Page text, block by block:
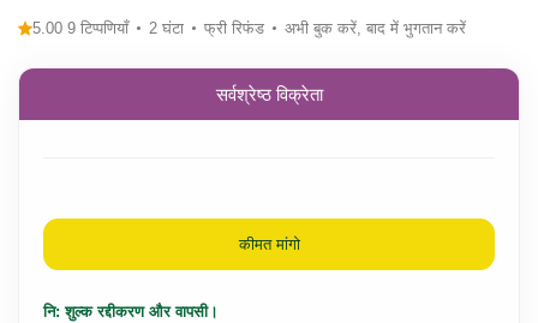
5.00 9 टिप्पणियाँ 2 घंटा फ्री रिफंड अभी बुक करें, बाद में भुगतान करें
सर्वश्रेष्ठ विक्रेता
कीमत मांगो
नि: शुल्क रद्दीकरण और वापसी।